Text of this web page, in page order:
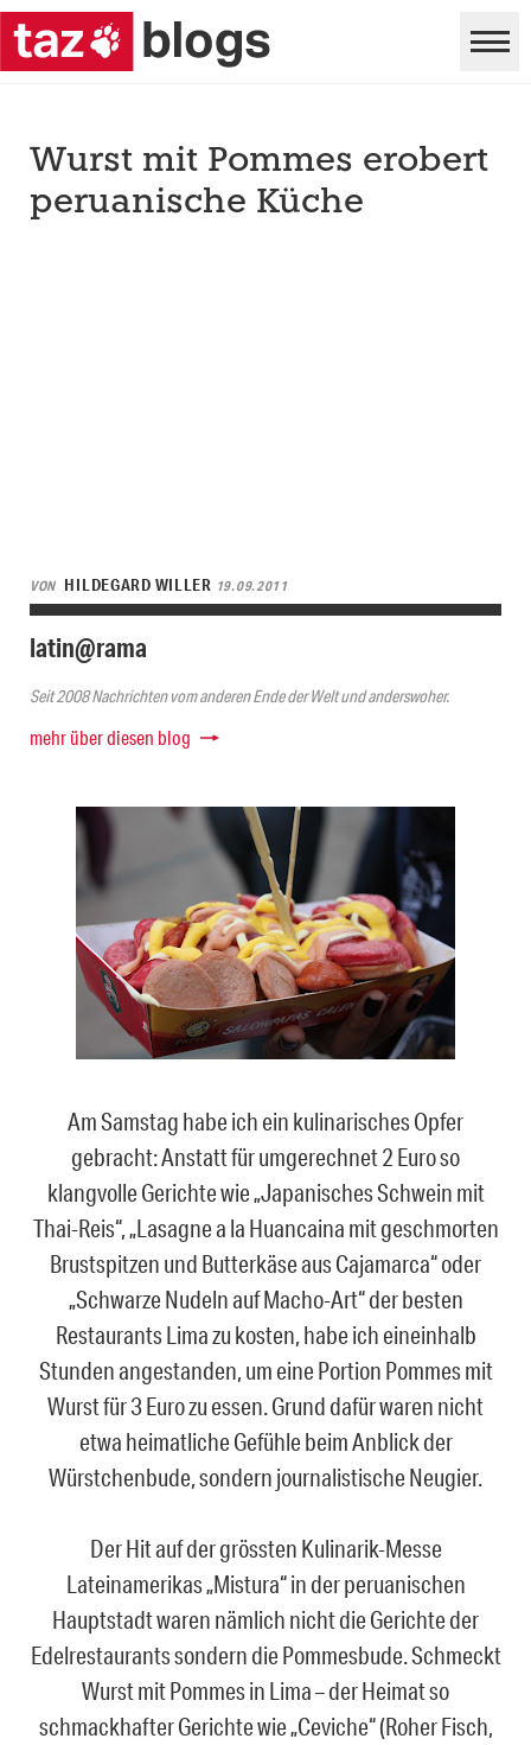
Wurst mit Pommes erobert
peruanische Küche
VON HILDEGARD WILLER 19.09.2011
latin@rama
Seit 2008 Nachrichten vom anderen Ende der Welt und anderswoher.
mehr über diesen blog
Am Samstag habe ich ein kulinarisches Opfer
gebracht: Anstatt für umgerechnet 2 Euro so
klangvolle Gerichte wie „Japanisches Schwein mit
Thai-Reis“, „Lasagne a la Huancaina mit geschmorten
Brustspitzen und Butterkäse aus Cajamarca“ oder
„Schwarze Nudeln auf Macho-Art“ der besten
Restaurants Lima zu kosten, habe ich eineinhalb
Stunden angestanden, um eine Portion Pommes mit
Wurst für 3 Euro zu essen. Grund dafür waren nicht
etwa heimatliche Gefühle beim Anblick der
Würstchenbude, sondern journalistische Neugier.
Der Hit auf der grössten Kulinarik-Messe
Lateinamerikas „Mistura“ in der peruanischen
Hauptstadt waren nämlich nicht die Gerichte der
Edelrestaurants sondern die Pommesbude. Schmeckt
Wurst mit Pommes in Lima – der Heimat so
schmackhafter Gerichte wie „Ceviche“ (Roher Fisch,